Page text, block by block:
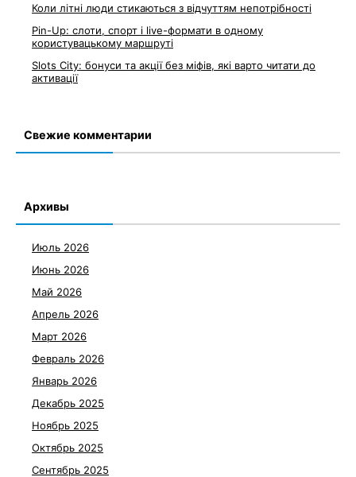
Коли літні люди стикаються з відчуттям непотрібності
Pin-Up: слоти, спорт і live-формати в одному
користувацькому маршруті
Slots City: бонуси та акції без міфів, які варто читати до
активації
Свежие комментарии
Архивы
Июль 2026
Июнь 2026
Май 2026
Апрель 2026
Март 2026
Февраль 2026
Январь 2026
Декабрь 2025
Ноябрь 2025
Октябрь 2025
Сентябрь 2025